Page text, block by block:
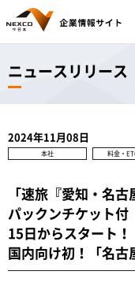
ニュースリリース
2024年11月08日
本社 料金・
「速旅『愛知・名
パックンチケット
15日からスタート
国内向け初！「名古